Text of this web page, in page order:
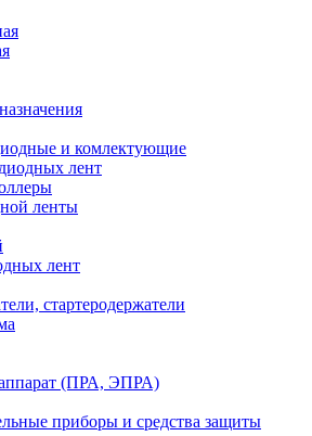
и комлектующие
лент
ленты
лент
стартеродержатели
(ПРА, ЭПРА)
приборы и средства защиты